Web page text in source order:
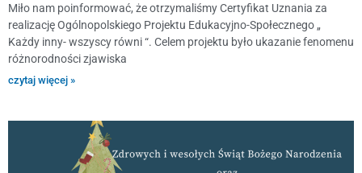
Miło nam poinformować, że otrzymaliśmy Certyfikat Uznania za
realizację Ogólnopolskiego Projektu Edukacyjno-Społecznego „
Każdy inny- wszyscy równi “. Celem projektu było ukazanie fenomenu
różnorodności zjawiska
czytaj więcej »